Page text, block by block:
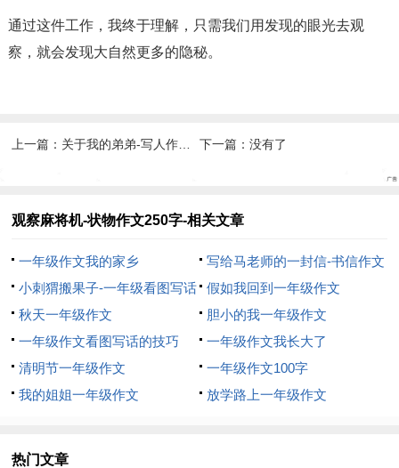
通过这件工作，我终于理解，只需我们用发现的眼光去观
察，就会发现大自然更多的隐秘。
上一篇： 关于我的弟弟-写人作文100字 下一篇：没有了
观察麻将机-状物作文250字-相关文章
一年级作文我的家乡
写给马老师的一封信-书信作文
250字
小刺猬搬果子-一年级看图写话
200字
假如我回到一年级作文
秋天一年级作文
胆小的我一年级作文
一年级作文看图写话的技巧
一年级作文我长大了
清明节一年级作文
一年级作文100字
我的姐姐一年级作文
放学路上一年级作文
热门文章